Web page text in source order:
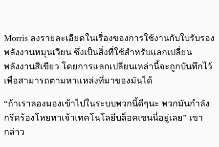
Morris ลงรายละเอียดในเรื่องของการใช้งานกับใบรับรอง
พลังงานหมุนเวียน ซึ่งเป็นสิ่งที่ใช้สำหรับแลกเปลี่ยน
พลังงานสีเขียว โดยการแลกเปลี่ยนเหล่านี้จะถูกบันทึกไว้
เพื่อสามารถตามหาแหล่งที่มาของมันได้
“ถ้าเราลองมองเข้าไปในระบบพวกนี้ดีๆนะ พวกมันกำลัง
กรีดร้องโหยหาเจ้าเทคโนโลยีบล็อคเชนนี่อยู่เลย” เขา
กล่าว